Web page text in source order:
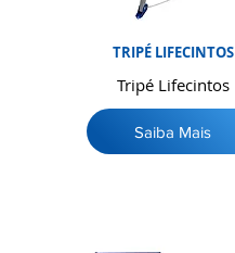
TRIPÉ LIFECINTOS
Tripé Lifecintos
Saiba Mais